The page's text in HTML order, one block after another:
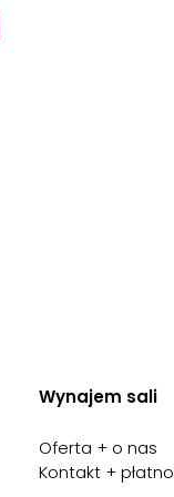
Wynajem sali
Oferta + o nas
Kontakt +